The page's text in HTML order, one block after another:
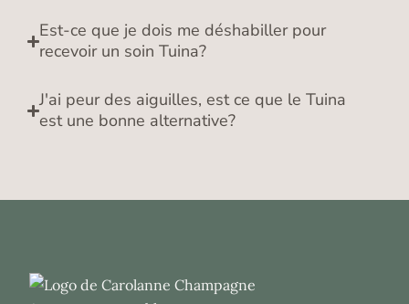
Est-ce que je dois me déshabiller pour
recevoir un soin Tuina?​
J'ai peur des aiguilles, est ce que le Tuina
est une bonne alternative?​